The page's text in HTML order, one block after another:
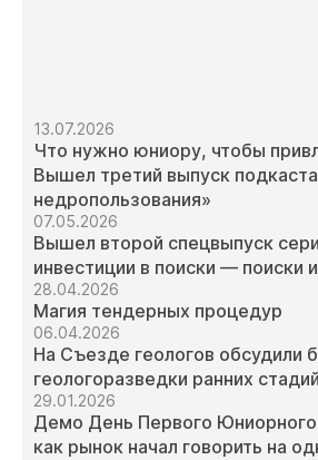
13.07.2026
Что нужно юниору, чтобы
Вышел третий выпуск
недропользования»
07.05.2026
Вышел второй спецвыпуск
инвестиции в поиски — поиски
28.04.2026
Магия тендерных процедур
06.04.2026
На Съезде геологов обсудили
геологоразведки ранних стадий
29.01.2026
Демо День Первого
как рынок начал говорить на